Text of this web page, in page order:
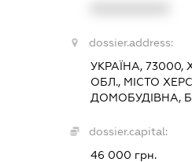
dossier.address:
УКРАЇНА,
ОБЛ., МІСТО
ДОМОБУДІВНА,
dossier.capital:
46 000 грн.